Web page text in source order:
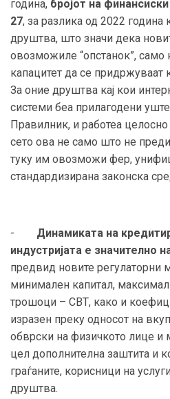
година, бројот на
27, за разлика од 2022 година
друштва, што значи дека
овозможиле “опстанок”, само
капацитет да се придржуваат
За оние друштва кај кои
системи беа прилагодени
Правилник, и работеа
сето ова не само што не
туку им овозможи фер,
стандардизирана законска
- Динамиката на
индустријата е значително
предвид новите регулаторни
минимален капитал,
трошоци – СВТ, како и
изразен преку односот на
обврски на физичкото лице и
цел дополнителна заштита и
граѓаните, корисници на
друштва.